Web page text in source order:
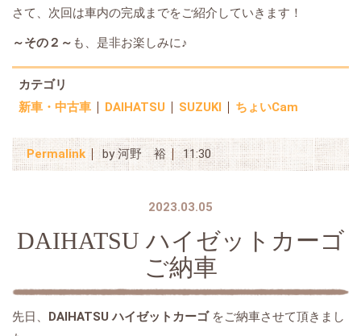
さて、次回は車内の完成までをご紹介していきます！
～その２～ も、是非お楽しみに♪
カテゴリ
新車・中古車
DAIHATSU SUZUKI ちょいCam
Permalink by 河野 裕 11:30
2023.03.05
DAIHATSU ハイゼットカーゴ
ご納車
先日、 DAIHATSU ハイゼットカーゴをご納車させて頂きまし